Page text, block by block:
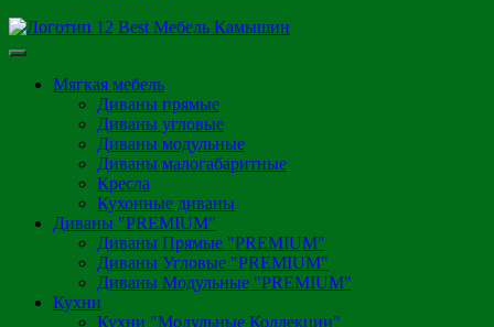
Мягкая мебель
Диваны прямые
Диваны угловые
Диваны модульные
Диваны малогабаритные
Кресла
Кухонные диваны
Диваны "PREMIUM"
Диваны Прямые "PREMIUM"
Диваны Угловые "PREMIUM"
Диваны Модульные "PREMIUM"
Кухни
Кухни "Модульные Коллекции"